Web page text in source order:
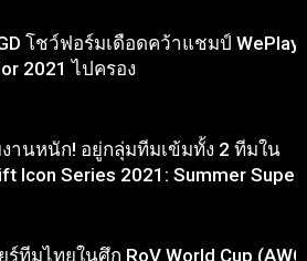
โชว์ฟอร์มเดือดคว้าแชมป์ WePlay
2021 ไปครอง
านหนัก! อยู่กลุ่มทีมเข้มทั้ง 2 ทีมใน
Icon Series 2021: Summer Super
ร์ทีมไทยในศึก RoV World Cup